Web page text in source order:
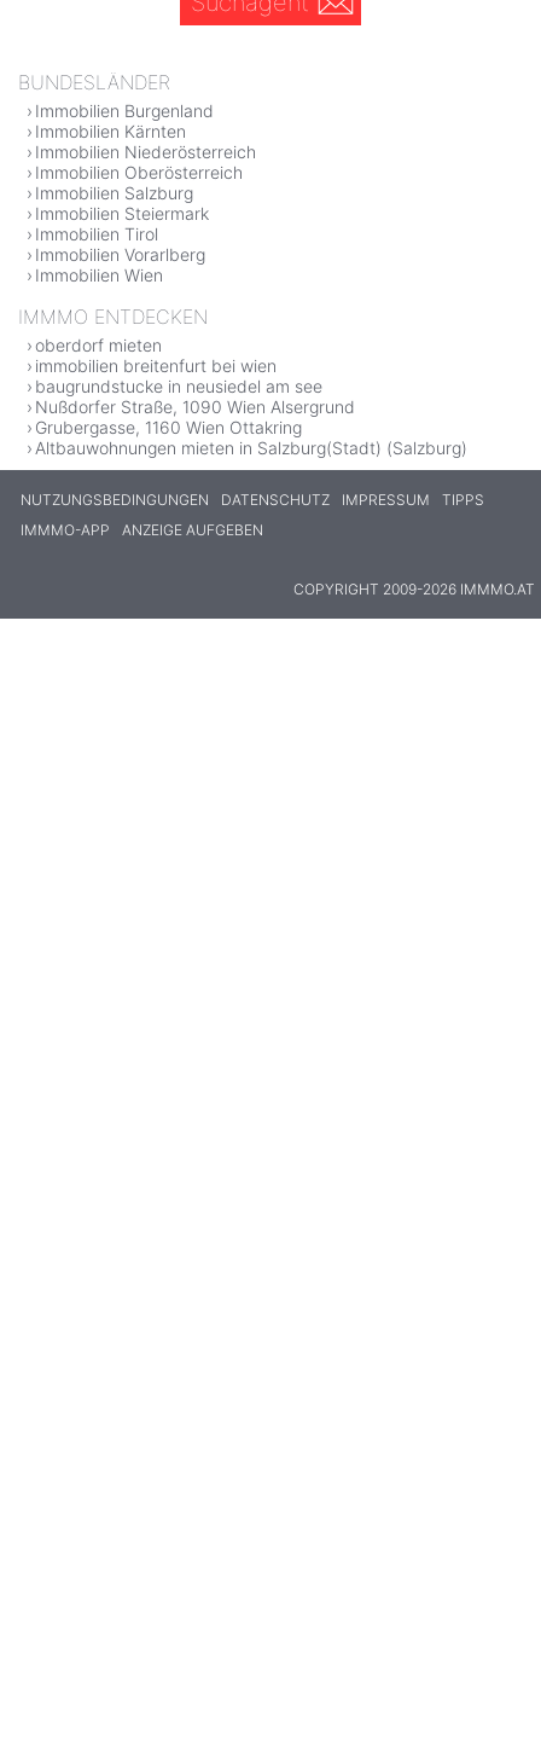
BUNDESLÄNDER
Immobilien Burgenland
Immobilien Kärnten
Immobilien Niederösterreich
Immobilien Oberösterreich
Immobilien Salzburg
Immobilien Steiermark
Immobilien Tirol
Immobilien Vorarlberg
Immobilien Wien
IMMMO ENTDECKEN
oberdorf mieten
immobilien breitenfurt bei wien
baugrundstucke in neusiedel am see
Nußdorfer Straße, 1090 Wien Alsergrund
Grubergasse, 1160 Wien Ottakring
Altbauwohnungen mieten in Salzburg(Stadt) (Salzburg)
NUTZUNGSBEDINGUNGEN DATENSCHUTZ IMPRESSUM
TIPPS
IMMMO-APP
ANZEIGE AUFGEBEN
COPYRIGHT 2009-2026 IMMMO.AT